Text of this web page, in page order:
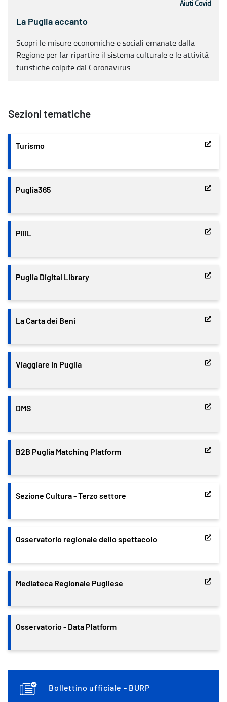
Aiuti Covid
La Puglia accanto
Scopri le misure economiche e sociali emanate dalla
Regione per far ripartire il sistema culturale e le attività
turistiche colpite dal Coronavirus
Sezioni tematiche
Turismo
Puglia365
PiiiL
Puglia Digital Library
La Carta dei Beni
Viaggiare in Puglia
DMS
B2B Puglia Matching Platform
Sezione Cultura - Terzo settore
Osservatorio regionale dello spettacolo
Mediateca Regionale Pugliese
Osservatorio - Data Platform
Bollettino ufficiale - BURP